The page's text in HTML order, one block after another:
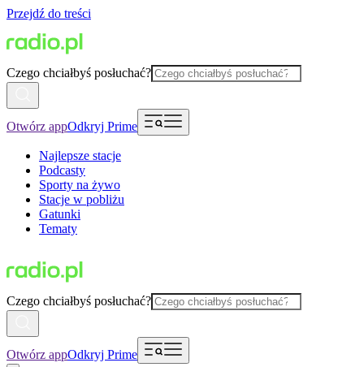
Przejdź do treści
Czego chciałbyś posłuchać?
Otwórz appOdkryj Prime
Najlepsze stacje
Podcasty
Sporty na żywo
Stacje w pobliżu
Gatunki
Tematy
Czego chciałbyś posłuchać?
Otwórz appOdkryj Prime